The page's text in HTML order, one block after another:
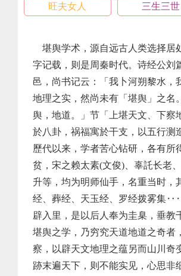
旺夫女人 三生三世
堪舆学术，源自远古人类选择居
字记载，则是周秦时代。诗经公刘
邑，尚书记云：「我卜河朔黎水，
地理之实，然尚未有「堪舆」之名
舆，地道。」节「上堪天文、下察
於八卦，祸福寓於干支，以五行测
歷代以来，学者苦心钻研，各有所
贫，宋之赖太素(文俊)、辜託长老
升等，均为明师仙手，名重当时，
经、葬经、天玉经、罗经拨雾集
辟入里，是以后人奉为圭臬，垂教
堪舆之学，乃穷究天道地道之奇者
察，以辟天文地理之蕴另而山川奇
跡末遍天下，则不能实见，心思非